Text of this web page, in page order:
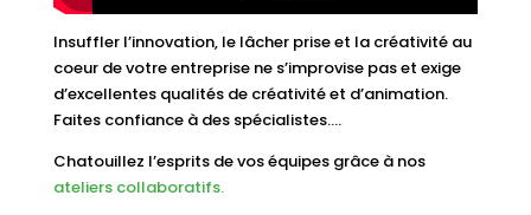
Insuffler l’innovation, le lâcher prise et la créativité au
coeur de votre entreprise ne s’improvise pas et exige
d’excellentes qualités de créativité et d’animation.
Faites confiance à des spécialistes….
Chatouillez l’esprits de vos équipes grâce à nos
ateliers collaboratifs.